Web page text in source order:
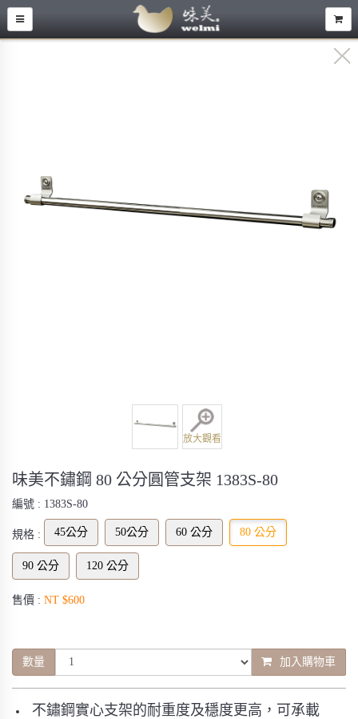
放大觀看
味美不鏽鋼 80 公分圓管支架 1383S-80
編號 : 1383S-80
規格 : 45公分 50公分 60 公分 80 公分
90 公分 120 公分
售價 : NT $600
數量 加入購物車
不鏽鋼實心支架的耐重度及穩度更高，可承載